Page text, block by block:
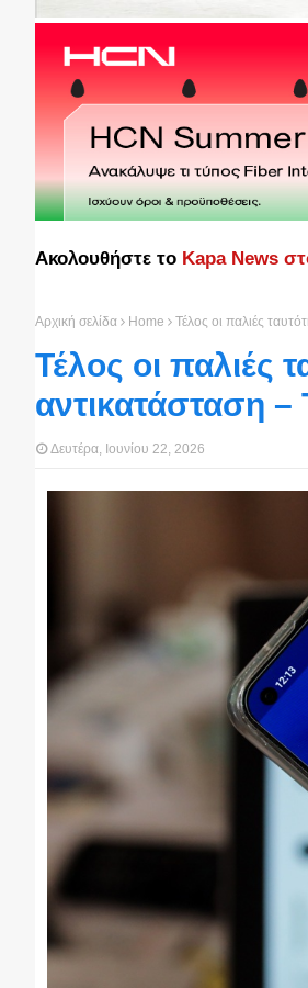
Ακολουθήστε το Kapa News
Αρχική σελίδα Home Τέλος οι παλιές
Τέλος οι παλιές
αντικατάσταση –
Δευτέρα, Ιουνίου 22, 2026